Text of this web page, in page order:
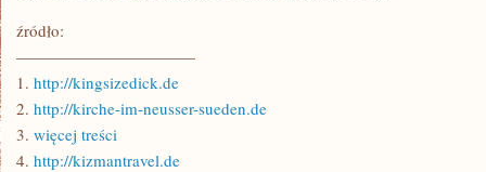
źródło:
———————————
1. http://kingsizedick.de
2. http://kirche-im-neusser-sueden.de
3. więcej treści
4. http://kizmantravel.de